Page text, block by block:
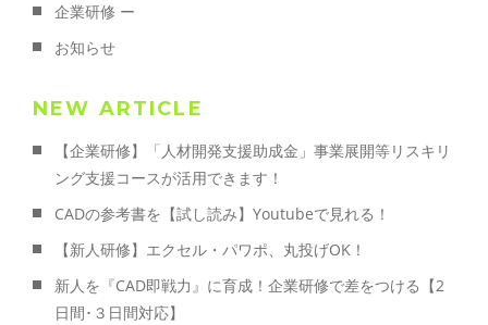
企業研修 ー
お知らせ
NEW ARTICLE
【企業研修】「人材開発支援助成金」事業展開等リスキリ
ング支援コースが活用できます！
CADの参考書を【試し読み】Youtubeで見れる！
【新人研修】エクセル・パワポ、丸投げOK！
新人を『CAD即戦力』に育成！企業研修で差をつける【2
日間･３日間対応】